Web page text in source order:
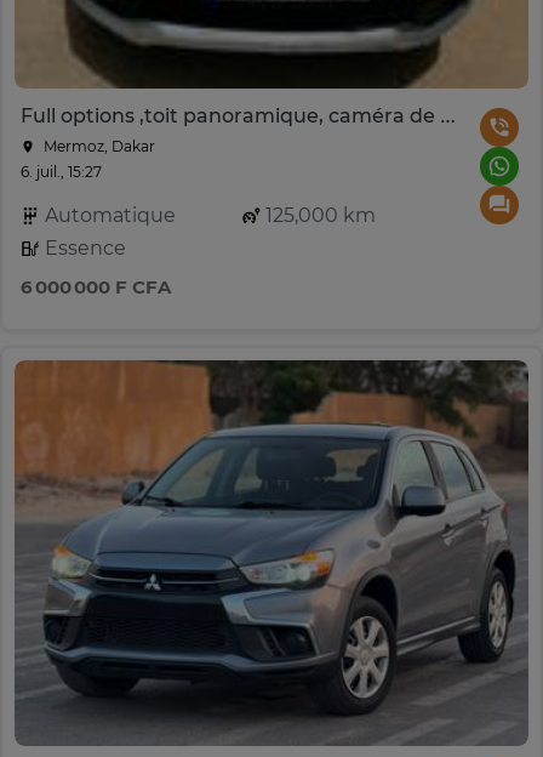
Full options ,toit panoramique, caméra de recul
Mermoz, Dakar
6. juil., 15:27
Automatique
125,000 km
Essence
6 000 000 F CFA